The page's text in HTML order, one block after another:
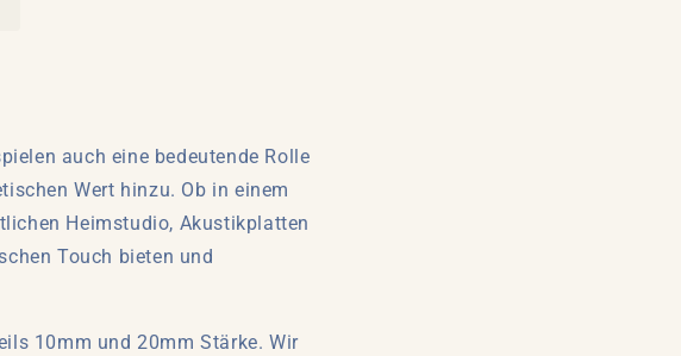
auch eine bedeutende Rolle
Wert hinzu. Ob in einem
Heimstudio, Akustikplatten
Touch bieten und
10mm und 20mm Stärke. Wir